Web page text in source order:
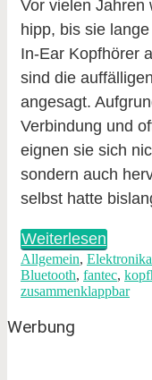
Vor vielen Jahren
hipp, bis sie
In-Ear Kopfhörer
sind die
angesagt.
Verbindung und
eignen sie sich
sondern auch
selbst hatte
Weiterlesen
Allgemein,
Bluetooth, fantec,
zusammenklappbar
Werbung